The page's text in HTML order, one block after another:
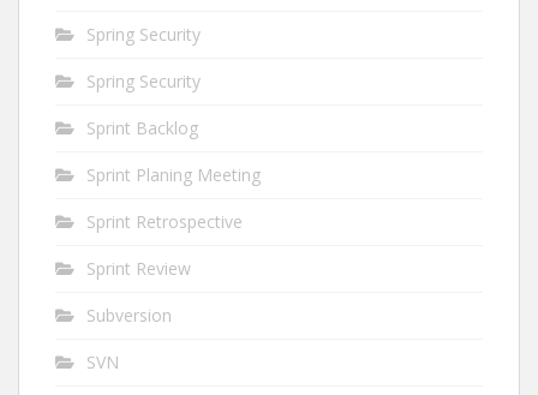
Spring Security
Spring Security
Sprint Backlog
Sprint Planing Meeting
Sprint Retrospective
Sprint Review
Subversion
SVN